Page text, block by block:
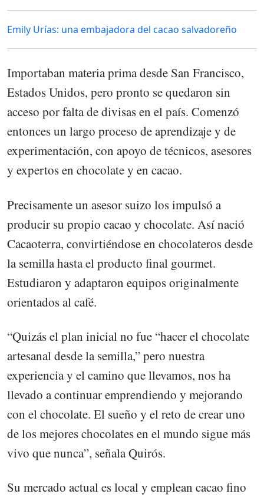
Emily Urías: una embajadora del cacao salvadoreño
Importaban materia prima desde San Francisco,
Estados Unidos, pero pronto se quedaron sin
acceso por falta de divisas en el país. Comenzó
entonces un largo proceso de aprendizaje y de
experimentación, con apoyo de técnicos, asesores
y expertos en chocolate y en cacao.
Precisamente un asesor suizo los impulsó a
producir su propio cacao y chocolate. Así nació
Cacaoterra, convirtiéndose en chocolateros desde
la semilla hasta el producto final gourmet.
Estudiaron y adaptaron equipos originalmente
orientados al café.
“Quizás el plan inicial no fue “hacer el chocolate
artesanal desde la semilla,” pero nuestra
experiencia y el camino que llevamos, nos ha
llevado a continuar emprendiendo y mejorando
con el chocolate. El sueño y el reto de crear uno
de los mejores chocolates en el mundo sigue más
vivo que nunca”, señala Quirós.
Su mercado actual es local y emplean cacao fino